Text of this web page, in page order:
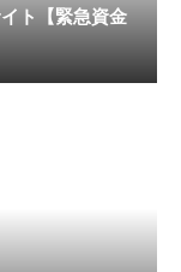
ト【緊急資金